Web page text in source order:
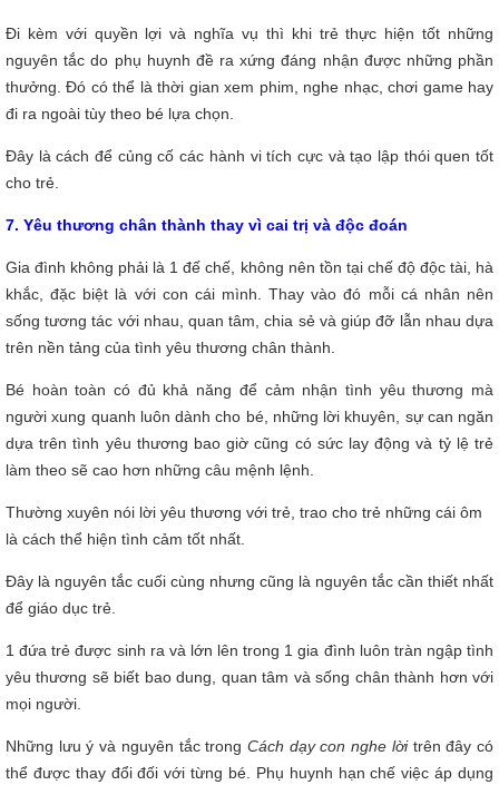
Đi kèm với quyền lợi và nghĩa vụ thì khi trẻ thực hiện tốt những
nguyên tắc do phụ huynh đề ra xứng đáng nhận được những phần
thưởng. Đó có thể là thời gian xem phim, nghe nhạc, chơi game hay
đi ra ngoài tùy theo bé lựa chọn.
Đây là cách để củng cố các hành vi tích cực và tạo lập thói quen tốt
cho trẻ.
7. Yêu thương chân thành thay vì cai trị và độc đoán
Gia đình không phải là 1 đế chế, không nên tồn tại chế độ độc tài, hà
khắc, đặc biệt là với con cái mình. Thay vào đó mỗi cá nhân nên
sống tương tác với nhau, quan tâm, chia sẻ và giúp đỡ lẫn nhau dựa
trên nền tảng của tình yêu thương chân thành.
Bé hoàn toàn có đủ khả năng để cảm nhận tình yêu thương mà
người xung quanh luôn dành cho bé, những lời khuyên, sự can ngăn
dựa trên tình yêu thương bao giờ cũng có sức lay động và tỷ lệ trẻ
làm theo sẽ cao hơn những câu mệnh lệnh.
Thường xuyên nói lời yêu thương với trẻ, trao cho trẻ những cái ôm
là cách thể hiện tình cảm tốt nhất.
Đây là nguyên tắc cuối cùng nhưng cũng là nguyên tắc cần thiết nhất
để giáo dục trẻ.
1 đứa trẻ được sinh ra và lớn lên trong 1 gia đình luôn tràn ngập tình
yêu thương sẽ biết bao dung, quan tâm và sống chân thành hơn với
mọi người.
Những lưu ý và nguyên tắc trong Cách dạy con nghe lời trên đây có
thể được thay đổi đối với từng bé. Phụ huynh hạn chế việc áp dụng